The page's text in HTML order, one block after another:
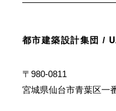
都市建築設計集団 /
〒980-0811
宮城県仙台市青葉区一